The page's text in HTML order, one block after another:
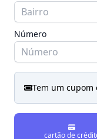
Número
Tem um cupom
cartão de